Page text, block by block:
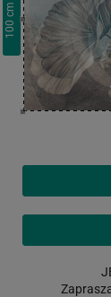
100
cm